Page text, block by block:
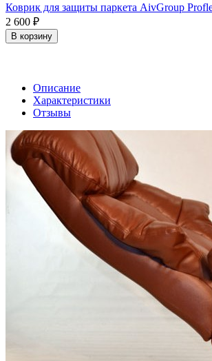
Коврик для защиты паркета AivGroup
2 600 ₽
В корзину
Описание
Характеристики
Отзывы